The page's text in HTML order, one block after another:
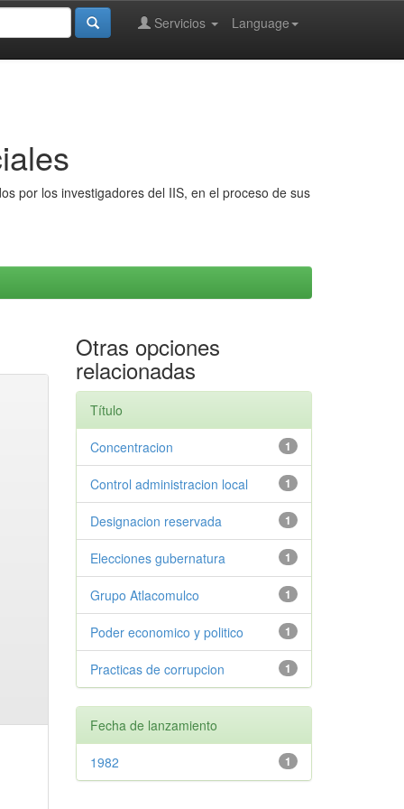
Language
Servicios
por los investigadores del IIS, en el proceso de sus
Otras opciones
relacionadas
Título
1
Concentracion
1
Control administracion local
1
Designacion reservada
1
Elecciones gubernatura
1
Grupo Atlacomulco
1
Poder economico y politico
1
Practicas de corrupcion
Fecha de lanzamiento
1
1982